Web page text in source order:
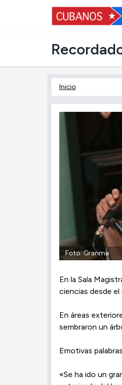
Inicio
Foto: Granma
En la Sala
ciencias desde
En áreas
sembraron un
Emotivas
«Se ha ido un